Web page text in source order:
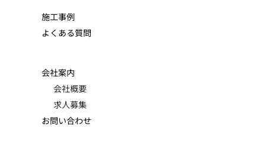
施工事例
よくある質問
会社案内
会社概要
求人募集
お問い合わせ